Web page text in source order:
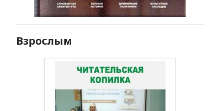
Взрослым